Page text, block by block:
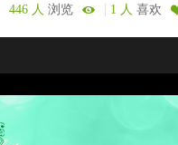
446 人 浏览 | 1 人 喜欢